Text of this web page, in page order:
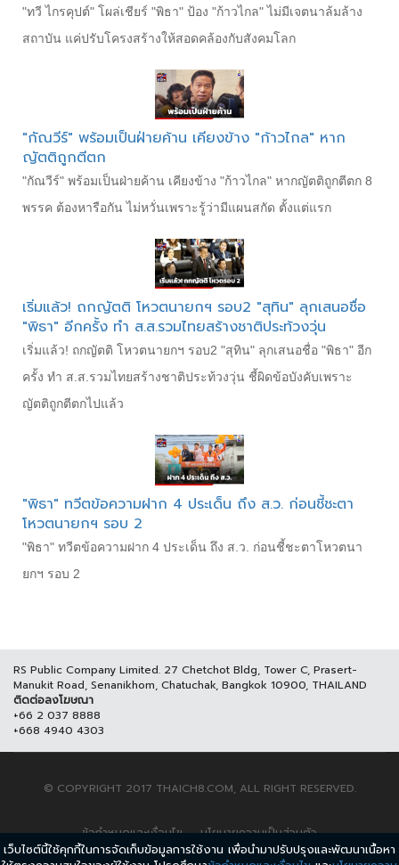
"ทวี ไกรคุปต์" โผล่เชียร์ "พิธา" ป้อง "ก้าวไกล" ไม่มีเจตนาล้มล้าง
สถาบัน แค่ปรับโครงสร้างให้สอดคล้องกับสังคมโลก
"กัณวีร์" พร้อมเป็นฝ่ายค้าน เคียงข้าง "ก้าวไกล" หาก
ญัตติถูกตีตก
"กัณวีร์" พร้อมเป็นฝ่ายค้าน เคียงข้าง "ก้าวไกล" หากญัตติถูกตีตก 8
พรรค ต้องหารือกัน ไม่หวั่นเพราะรู้ว่ามีแผนสกัด ตั้งแต่แรก
เริ่มแล้ว! ถกญัตติ โหวตนายกฯ รอบ2 "สุทิน" ลุกเสนอชื่อ
"พิธา" อีกครั้ง ทำ ส.ส.รวมไทยสร้างชาติประท้วงวุ่น
เริ่มแล้ว! ถกญัตติ โหวตนายกฯ รอบ2 "สุทิน" ลุกเสนอชื่อ "พิธา" อีก
ครั้ง ทำ ส.ส.รวมไทยสร้างชาติประท้วงวุ่น ชี้ผิดข้อบังคับเพราะ
ญัตติถูกตีตกไปแล้ว
"พิธา" ทวีตข้อความฝาก 4 ประเด็น ถึง ส.ว. ก่อนชี้ชะตา
โหวตนายกฯ รอบ 2
"พิธา" ทวีตข้อความฝาก 4 ประเด็น ถึง ส.ว. ก่อนชี้ชะตาโหวตนา
ยกฯ รอบ 2
RS Public Company Limited. 27 Chetchot Bldg, Tower C, Prasert-
Manukit Road, Senanikhom, Chatuchak, Bangkok 10900, THAILAND
ติดต่อลงโฆษณา
+66 2 037 8888
+668 4940 4303
© COPYRIGHT 2017 THAICH8.COM, ALL RIGHT RESERVED.
ข้อกำหนดและเงื่อนไข นโยบายความเป็นส่วนตัว
เว็บไซต์นี้ใช้คุกกี้ในการจัดเก็บข้อมูลการใช้งาน เพื่อนำมาปรับปรุงและพัฒนาเนื้อหา